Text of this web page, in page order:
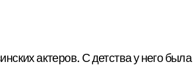
актеров. С детства у него была